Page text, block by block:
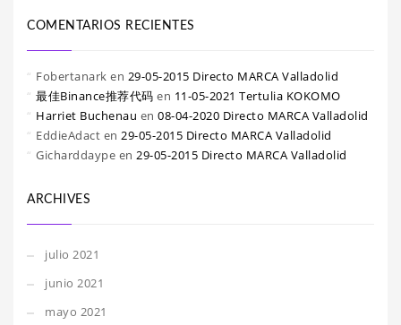
COMENTARIOS RECIENTES
Fobertanark en 29-05-2015 Directo MARCA Valladolid
最佳Binance推荐代码 en 11-05-2021 Tertulia KOKOMO
Harriet Buchenau en 08-04-2020 Directo MARCA Valladolid
EddieAdact en 29-05-2015 Directo MARCA Valladolid
Gicharddaype en 29-05-2015 Directo MARCA Valladolid
ARCHIVES
julio 2021
junio 2021
mayo 2021